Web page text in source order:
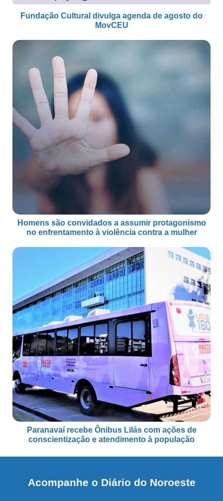
Fundação Cultural divulga agenda de agosto do
MovCEU
Homens são convidados a assumir protagonismo
no enfrentamento à violência contra a mulher
Paranavaí recebe Ônibus Lilás com ações de
conscientização e atendimento à população
Acompanhe o Diário do Noroeste